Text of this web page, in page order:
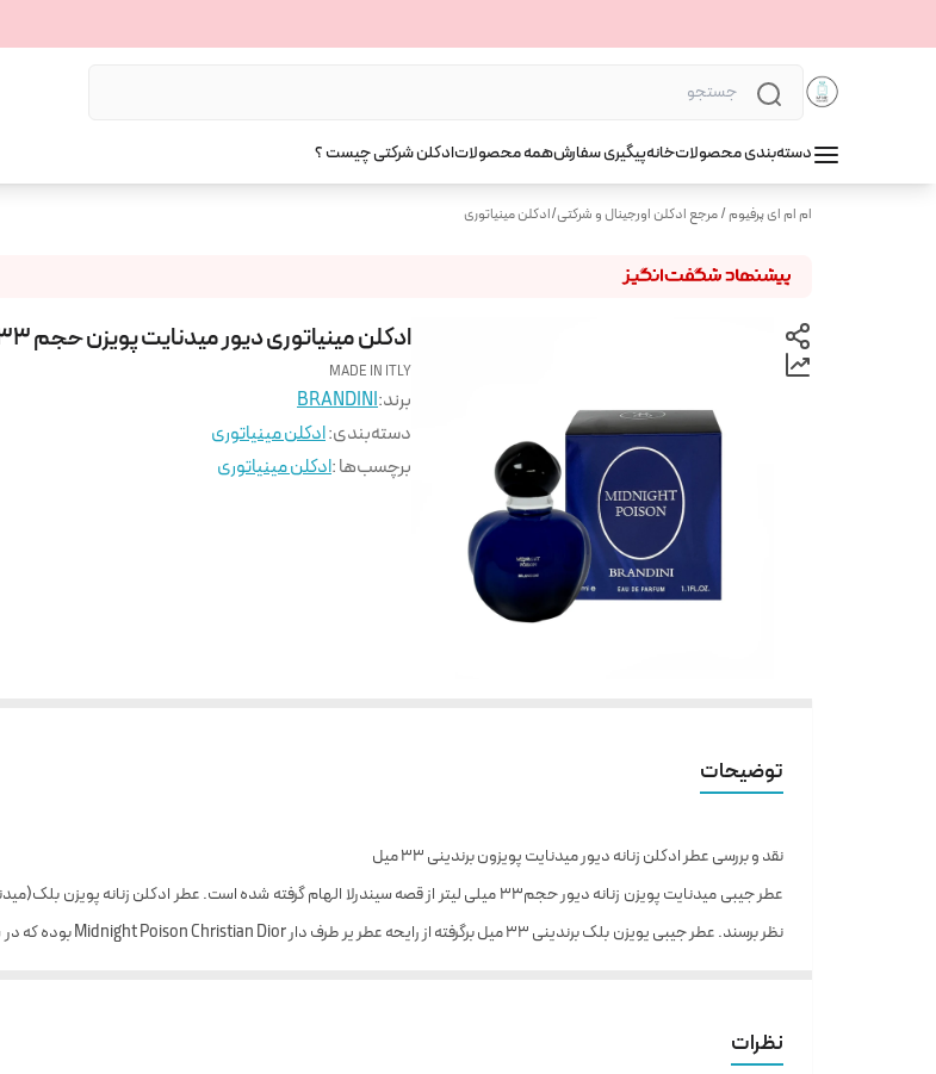
دسته‌بندی محصولاتخانهپیگیری سفارشهمه محصولاتادکلن شرکتی چیست ؟
ام ام ای پرفیوم / مرجع ادکلن اورجینال و شرکتی/ادکلن مینیاتوری
ادکلن مینیاتوری دیور میدنایت پویزن حجم 33 میل شرکت برندینی
MADE IN ITLY
برند:BRANDINI
دسته‌بندی:ادکلن مینیاتوری
برچسب‌ها :ادکلن مینیاتوری
توضیحات
نقد و بررسی عطر ادکلن زنانه دیور میدنایت پویزون برندینی ۳۳ میل
عطر جیبی میدنایت پویزن زنانه دیور حجم۳۳ میلی لیتر از قصه سیندرلا الهام گرفته شده است. عطر
نظرات